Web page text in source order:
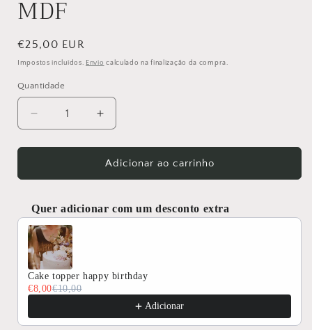
MDF
Preço
normal
€25,00 EUR
Impostos incluídos. Envio calculado na finalização da compra.
Quantidade
Quantidade
Diminuir
a
quantidade
Always
-
frase
em
MDF
Aumentar
a
quantidade
de
Always
-
frase
Adicionar ao carrinho
Quer adicionar com um desconto extra
Use the Previous and Next buttons to navigate through
Cake topper happy birthday
€8,00€10,00
Adicionar